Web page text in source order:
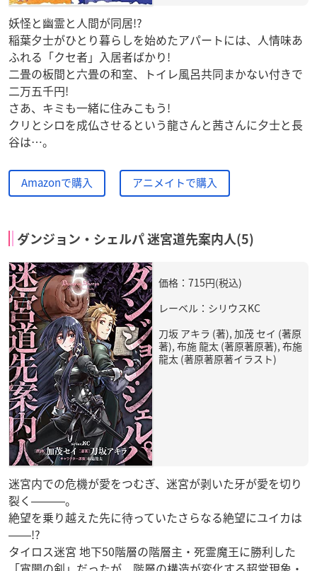
妖怪と幽霊と人間が同居!?
稲葉夕士がひとり暮らしを始めたアパートには、人情味あ
ふれる「クセ者」入居者ばかり!
二畳の板間と六畳の和室、トイレ風呂共同まかない付きで
二万五千円!
さあ、キミも一緒に住みこもう!
クリとシロを成仏させるという龍さんと茜さんに夕士と長
谷は…。
Amazonで購入 アニメイトで購入
ダンジョン・シェルパ 迷宮道先案内人(5)
価格：715円(税込)
レーベル：シリウスKC
刀坂 アキラ (著), 加茂 セイ (著原
著), 布施 龍太 (著原著原著), 布施
龍太 (著原著原著イラスト)
迷宮内での危機が愛をつむぎ、迷宮が剥いた牙が愛を切り
裂く―――。
絶望を乗り越えた先に待っていたさらなる絶望にユイカは
――!?
タイロス迷宮 地下50階層の階層主・死霊魔王に勝利した